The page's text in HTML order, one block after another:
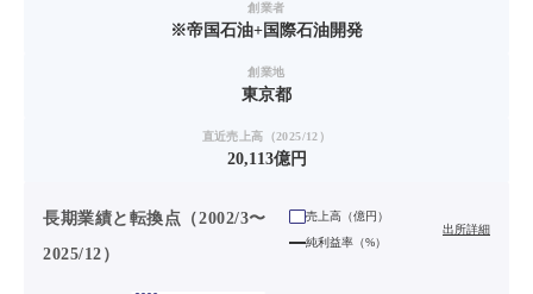
創業者
※帝国石油+国際石油開発
創業地
東京都
直近売上高（2025/12）
20,113億円
長期業績と転換点（2002/3〜
2025/12）
売上高（億円）
純利益率（%）
出所詳細